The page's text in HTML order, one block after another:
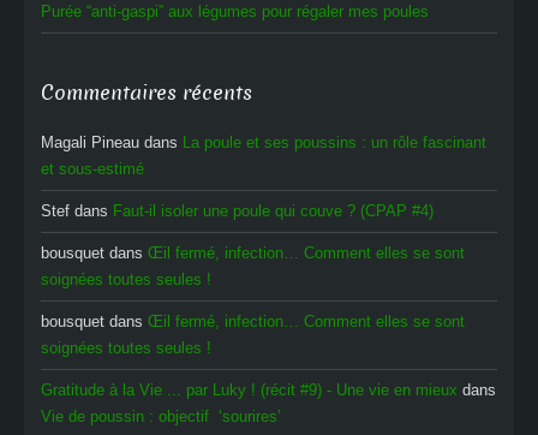
Purée “anti-gaspi” aux légumes pour régaler mes poules
Commentaires récents
Magali Pineau dans La poule et ses poussins : un rôle fascinant
et sous-estimé
Stef dans Faut-il isoler une poule qui couve ? (CPAP #4)
bousquet dans Œil fermé, infection… Comment elles se sont
soignées toutes seules !
bousquet dans Œil fermé, infection… Comment elles se sont
soignées toutes seules !
Gratitude à la Vie ... par Luky ! (récit #9) - Une vie en mieux dans
Vie de poussin : objectif ‘sourires’